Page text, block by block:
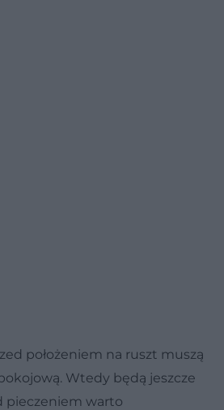
położeniem na ruszt muszą
Wtedy będą jeszcze
pieczeniem warto